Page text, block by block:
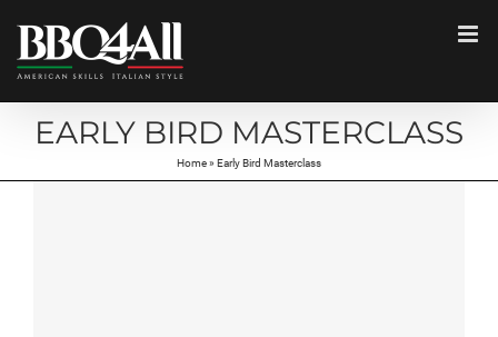
contenuto
EARLY BIRD MASTERCLASS
Home» Early Bird Masterclass